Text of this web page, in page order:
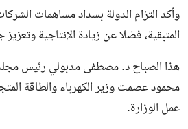
وأكد التزام الدولة بسداد مساهمات
المتبقية، فضلا عن زيادة الإنتاجية
هذا الصباح د. مصطفى مدبولي رئيس
محمود عصمت وزير الكهرباء والطاقة
عمل الوزارة.